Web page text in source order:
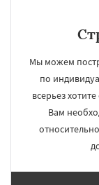
Мы можем
по
всерьез
Вам